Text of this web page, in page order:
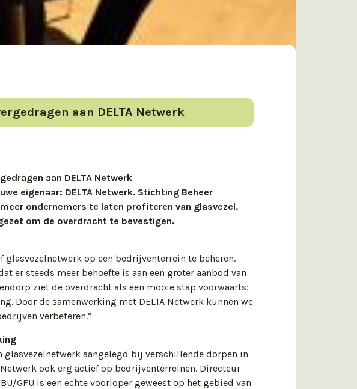
aan DELTA Netwerk
aan DELTA Netwerk
eigenaar: DELTA Netwerk. Stichting Beheer
ondernemers te laten profiteren van glasvezel.
om de overdracht te bevestigen.
glasvezelnetwerk op een bedrijventerrein te beheren.
er steeds meer behoefte is aan een groter aanbod van
ziet de overdracht als een mooie stap voorwaarts:
Door de samenwerking met DELTA Netwerk kunnen we
verbeteren.”
glasvezelnetwerk aangelegd bij verschillende dorpen in
ook erg actief op bedrijventerreinen. Directeur
GFU is een echte voorloper geweest op het gebied van